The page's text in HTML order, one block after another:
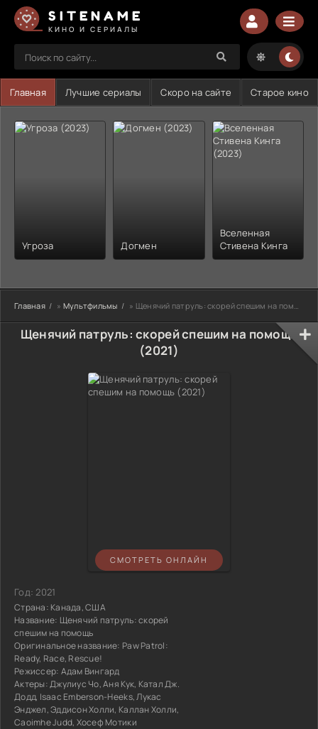
SITENAME
КИНО И СЕРИАЛЫ
Главная Лучшие сериалы Скоро на сайте Старое кино
Угроза Догмен
Вселенная
Стивена Кинга
Главная » Мультфильмы » Щенячий патруль: скорей спешим на помощь (2021)
Щенячий патруль: скорей спешим на помощь
(2021)
СМОТРЕТЬ ОНЛАЙН
Год:2021
Страна: Канада, США
Название: Щенячий патруль: скорей
спешим на помощь
Оригинальное название: Paw Patrol:
Ready, Race, Rescue!
Режиссер: Адам Вингард
Актеры:Джулиус Чо, Аня Кук, Катал Дж.
Додд, Isaac Emberson-Heeks, Лукас
Энджел, Эддисон Холли, Каллан Холли,
Caoimhe Judd, Хосеф Мотики